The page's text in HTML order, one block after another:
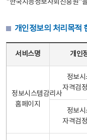
"한국지능정보사회진흥원"
개인정보의 처리목적
서비스명 개인
정보시스템감리사
홈페이지
정보
자격검
정보
자격검